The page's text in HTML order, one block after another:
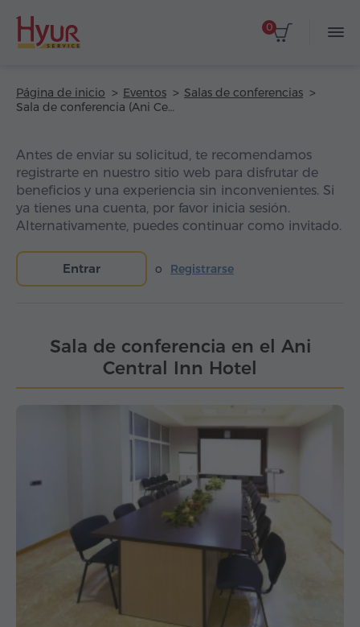
0
Página de inicio Eventos
Salas de conferencias
Sala de conferencia (Ani Central Inn Hotel)
Antes de enviar su solicitud, te recomendamos
registrarte en nuestro sitio web para disfrutar de
beneficios y una experiencia sin inconvenientes. Si
ya tienes una cuenta, por favor inicia sesión.
Alternativamente, puedes continuar como invitado.
Entrar o Registrarse
Sala de conferencia en el Ani
Central Inn Hotel